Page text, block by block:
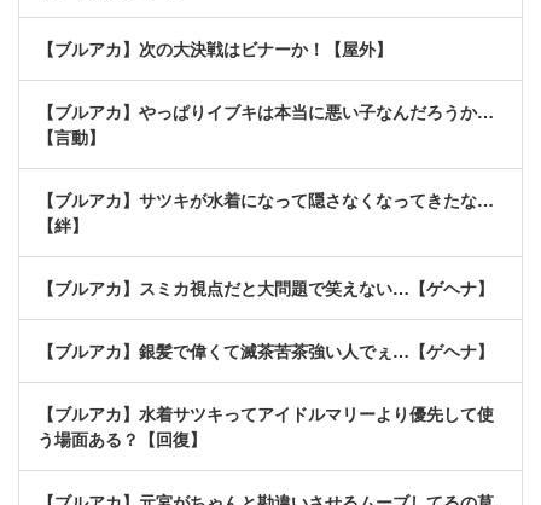
【ブルアカ】次の大決戦はビナーか！【屋外】
【ブルアカ】やっぱりイブキは本当に悪い子なんだろうか…
【言動】
【ブルアカ】サツキが水着になって隠さなくなってきたな…
【絆】
【ブルアカ】スミカ視点だと大問題で笑えない…【ゲヘナ】
【ブルアカ】銀髪で偉くて滅茶苦茶強い人でぇ…【ゲヘナ】
【ブルアカ】水着サツキってアイドルマリーより優先して使
う場面ある？【回復】